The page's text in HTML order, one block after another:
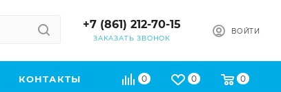
+7 (861) 212-70-15
ЗАКАЗАТЬ ЗВОНОК
ВОЙТИ
0 0 0
КОНТАКТЫ